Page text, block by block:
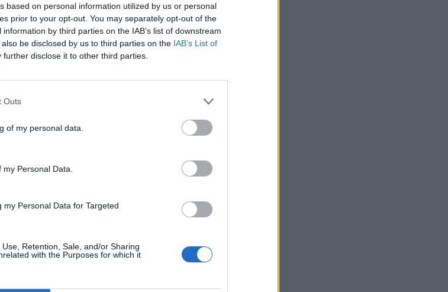
based on personal information utilized by us or personal
prior to your opt-out. You may separately opt-out of the
by third parties on the IAB’s list of downstream
be disclosed by us to third parties on the IAB’s List of
further disclose it to other third parties.
Outs
of my personal data.
Personal Data.
Personal Data for Targeted
Retention, Sale, and/or Sharing
with the Purposes for which it
ανάλογα με την ηλικία αλλά η
χρονιά μπορεί να προσφέρει
είναι απαραίτητος για την
Περιλαμβάνει σπιρομέτρηση
και ειδικές εξετάσεις
για τον καρκίνο του
ιστορικό καρκίνου του
στη ζωή τους, προκειμένου
η θεραπεία είναι πιο